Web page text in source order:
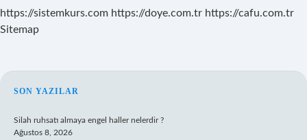
https://sistemkurs.com https://doye.com.tr https://cafu.com.tr
Sitemap
SIDEBAR
SON YAZILAR
Silah ruhsatı almaya engel haller nelerdir ?
Ağustos 8, 2026